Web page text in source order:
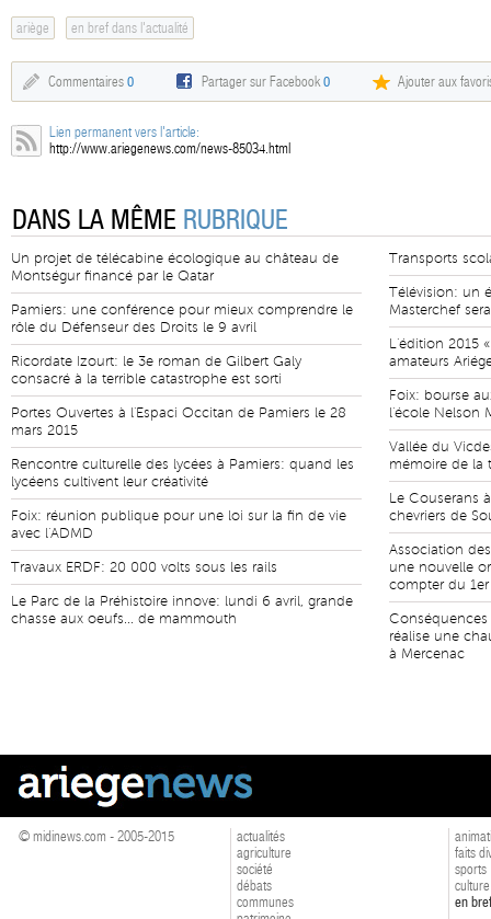
ariège en bref dans l'actualité
Commentaires 0 Partager sur Facebook0 Ajouter aux
Lien permanent vers l'article:
http://www.ariegenews.com/news-85034.html
DANS LA MÊME RUBRIQUE
Un projet de télécabine écologique au château de
Montségur financé par le Qatar
Pamiers: une conférence pour mieux comprendre le
rôle du Défenseur des Droits le 9 avril
Ricordate Izourt: le 3e roman de Gilbert Galy
consacré à la terrible catastrophe est sorti
Portes Ouvertes à l'Espaci Occitan de Pamiers le 28
mars 2015
Rencontre culturelle des lycées à Pamiers: quand les
lycéens cultivent leur créativité
Foix: réunion publique pour une loi sur la fin de vie
avec l'ADMD
Travaux ERDF: 20 000 volts sous les rails
Le Parc de la Préhistoire innove: lundi 6 avril, grande
chasse aux oeufs... de mammouth
Transports
Télévision: un
Masterchef
L'édition 2015
amateurs
Foix: bourse
l'école Nelson
Vallée du
mémoire de la
Le Couserans
chevriers de
Association
une nouvelle
compter du
réalise une
à Mercenac
© midinews.com - 2005-2015
actualités
agriculture
société
débats
communes
faits
sports
culture
en bref